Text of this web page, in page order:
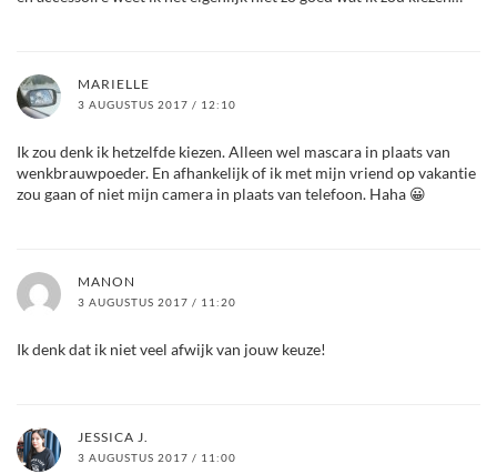
MARIELLE
3 AUGUSTUS 2017 / 12:10
Ik zou denk ik hetzelfde kiezen. Alleen wel mascara in plaats van
wenkbrauwpoeder. En afhankelijk of ik met mijn vriend op vakantie
zou gaan of niet mijn camera in plaats van telefoon. Haha 😀
MANON
3 AUGUSTUS 2017 / 11:20
Ik denk dat ik niet veel afwijk van jouw keuze!
JESSICA J.
3 AUGUSTUS 2017 / 11:00